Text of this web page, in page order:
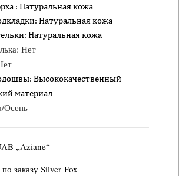
: Натуральная кожа
Натуральная кожа
Натуральная кожа
Нет
Высококачественный
материал
Осень
„Azianė“
заказу Silver Fox